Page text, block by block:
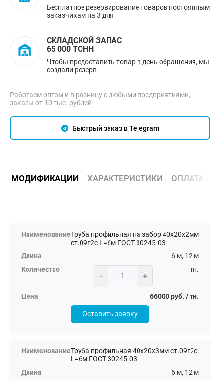
Бесплатное резервирование товаров постоянным
заказчикам на 3 дня
СКЛАДСКОЙ ЗАПАС
65 000 ТОНН
Чтобы предоставить товар в день обращения, мы
создали резерв
Работаем оптом и в розницу с любыми предприятиями,
заказы от 10 тыс. рублей
Быстрый заказ в Telegram
МОДИФИКАЦИИ ХАРАКТЕРИСТИКИ ОПЛАТА И
Труба профильная на забор 40х20х2мм
ст.09г2с L=6м ГОСТ 30245-03
6 м, 12 м
− +
тн.
66000 руб. / тн.
Оставить заявку
Труба профильная 40х20х3мм ст.09г2с
L=6м ГОСТ 30245-03
6 м, 12 м